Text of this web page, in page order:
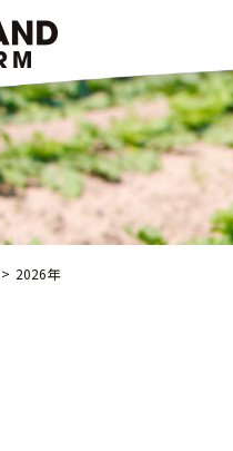
2026年